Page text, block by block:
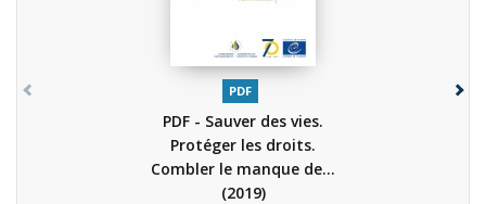
PDF
PDF - Sauver des vies.
Protéger les droits.
Combler le manque de...
(2019)